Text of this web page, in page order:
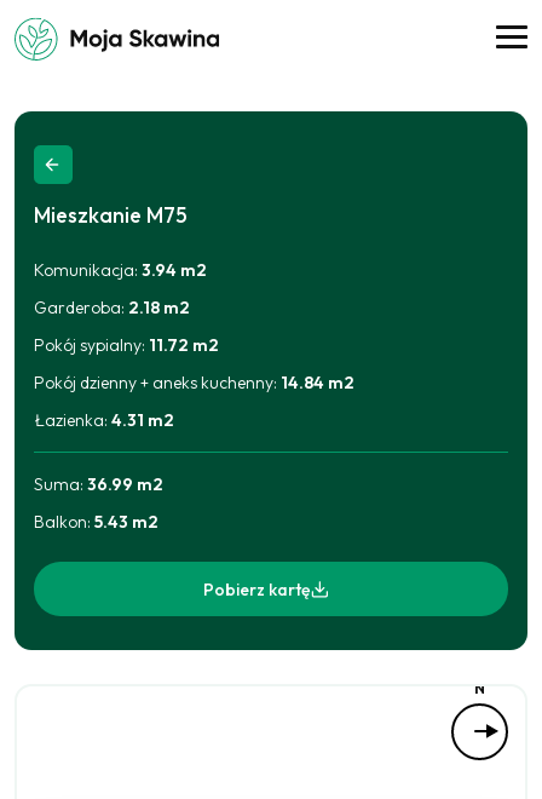
Mieszkanie M75
Komunikacja:3.94 m2
Garderoba: 2.18 m2
Pokój sypialny: 11.72 m2
Pokój dzienny + aneks kuchenny: 14.84 m2
Łazienka:4.31 m2
Suma:36.99 m2
Balkon:5.43 m2
Pobierz kartę
N